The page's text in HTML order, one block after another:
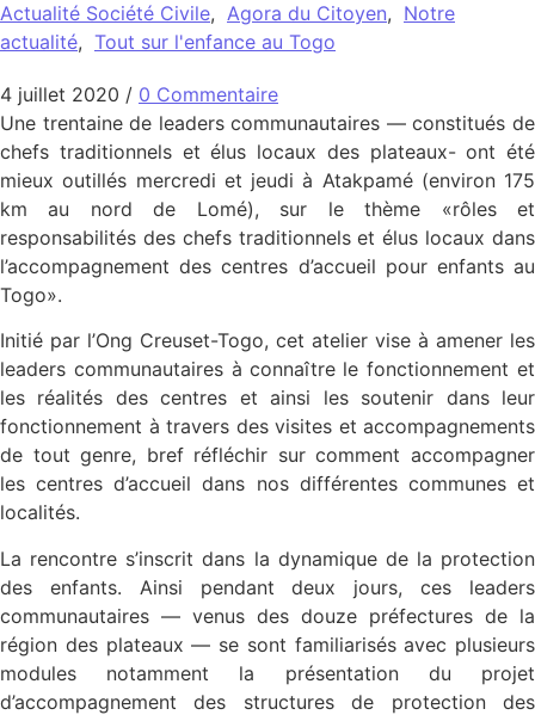
Actualité Société Civile, Agora du Citoyen, Notre
actualité, Tout sur l'enfance au Togo
4 juillet 2020 / 0 Commentaire
Une trentaine de leaders communautaires — constitués de
chefs traditionnels et élus locaux des plateaux- ont été
mieux outillés mercredi et jeudi à Atakpamé (environ 175
km au nord de Lomé), sur le thème «rôles et
responsabilités des chefs traditionnels et élus locaux dans
l’accompagnement des centres d’accueil pour enfants au
Togo».
Initié par l’Ong Creuset-Togo, cet atelier vise à amener les
leaders communautaires à connaître le fonctionnement et
les réalités des centres et ainsi les soutenir dans leur
fonctionnement à travers des visites et accompagnements
de tout genre, bref réfléchir sur comment accompagner
les centres d’accueil dans nos différentes communes et
localités.
La rencontre s’inscrit dans la dynamique de la protection
des enfants. Ainsi pendant deux jours, ces leaders
communautaires — venus des douze préfectures de la
région des plateaux — se sont familiarisés avec plusieurs
modules notamment la présentation du projet
d’accompagnement des structures de protection des